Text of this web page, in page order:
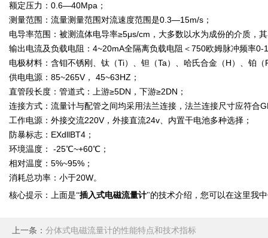
额定压力：0.6—40Mpa；
测量范围：流量测量范围对流速度范围是0.3—15m/s；
电导率范围：被测流体电导率≥5μs/cm，大多数以水为成份的介质，
输出电流及负载电阻：4~20mA全隔离负载电阻＜750欧姆脉冲频率
电极材料：含钼不锈刚、钛（Ti）、钽（Ta）、哈氏合金（H）、铂
供电电源：85~265V， 45~63HZ；
直管段长度：管道式：上游≥5DN，下游≥2DN；
连接方式：流量计与配管之间均采用法兰连接，法兰连接尺寸应符合
工作电源：外接交流220V，外接直流24v、内置干电池多种选择；
防暴标志：EXdllBT4；
环境温度： -25℃~+60℃；
相对温度：5%~95%；
消耗总功率：小于20W。
核心提示：上面是“插入式电磁流量计"的技术介绍，您可以在这里我
上一条： 分体式电磁流量计的性能特点和技术指标